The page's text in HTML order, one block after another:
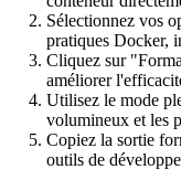
Dart Code Beautifier
INI Beautifier
CSV Beautifier
Redis Command
Shell Script
Sélectionnez vos
pratiques Docker,
Cliquez sur
améliorer
Utilisez le mode
volumineux et les
Copiez la sortie
outils de